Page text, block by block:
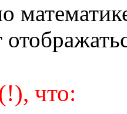
что: